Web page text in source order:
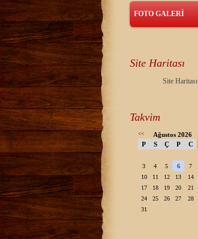
FOTO GALERİ
Site Haritası
Site Haritası
Takvim
<< Ağustos 2026
P S Ç P C
3
4 5 6 7
10
11 12 13 14
17
18 19 20 21
24
25 26 27 28
31